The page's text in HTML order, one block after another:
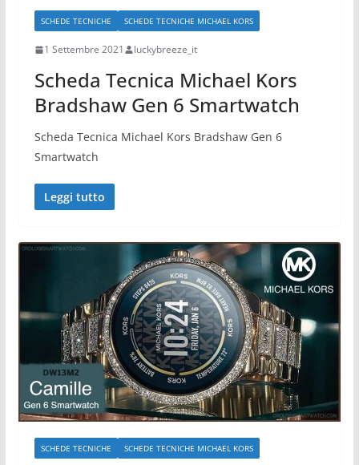
SCHEDE TECNICHE SCHEDE TECNICHE MICHAEL KORS
1 Settembre 2021 luckybreeze_it
Scheda Tecnica Michael Kors
Bradshaw Gen 6 Smartwatch
Scheda Tecnica Michael Kors Bradshaw Gen 6
Smartwatch
Leggi tutto
SCHEDE TECNICHE SCHEDE TECNICHE MICHAEL KORS